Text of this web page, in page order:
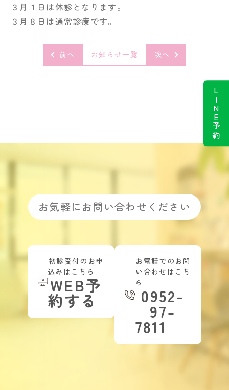
３月１日は休診となります。
３月８日は通常診療です。
前へ お知らせ一覧 次へ
お気軽にお問い合わせください
初診受付のお申
込みはこちら
WEB予
約する
お電話でのお問
い合わせはこち
ら
0952-
97-
7811
LINE予約